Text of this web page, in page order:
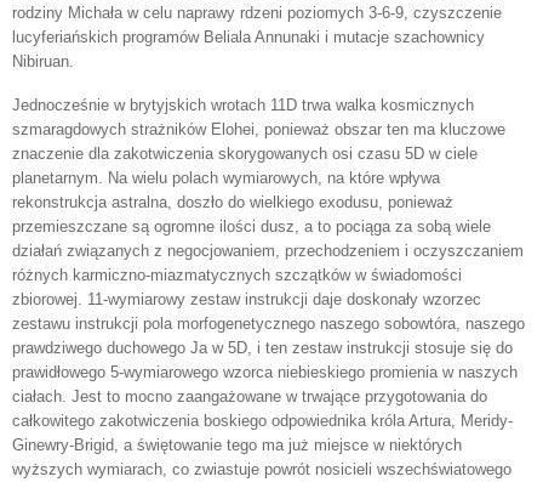
rodziny Michała w celu naprawy rdzeni poziomych 3-6-9, czyszczenie
lucyferiańskich programów Beliala Annunaki i mutacje szachownicy
Nibiruan.
Jednocześnie w brytyjskich wrotach 11D trwa walka kosmicznych
szmaragdowych strażników Elohei, ponieważ obszar ten ma kluczowe
znaczenie dla zakotwiczenia skorygowanych osi czasu 5D w ciele
planetarnym. Na wielu polach wymiarowych, na które wpływa
rekonstrukcja astralna, doszło do wielkiego exodusu, ponieważ
przemieszczane są ogromne ilości dusz, a to pociąga za sobą wiele
działań związanych z negocjowaniem, przechodzeniem i oczyszczaniem
różnych karmiczno-miazmatycznych szczątków w świadomości
zbiorowej. 11-wymiarowy zestaw instrukcji daje doskonały wzorzec
zestawu instrukcji pola morfogenetycznego naszego sobowtóra, naszego
prawdziwego duchowego Ja w 5D, i ten zestaw instrukcji stosuje się do
prawidłowego 5-wymiarowego wzorca niebieskiego promienia w naszych
ciałach. Jest to mocno zaangażowane w trwające przygotowania do
całkowitego zakotwiczenia boskiego odpowiednika króla Artura, Meridy-
Ginewry-Brigid, a świętowanie tego ma już miejsce w niektórych
wyższych wymiarach, co zwiastuje powrót nosicieli wszechświatowego